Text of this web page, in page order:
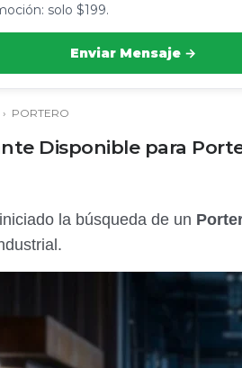
solo $199.
Enviar Mensaje →
› PORTERO
Disponible para
la búsqueda de un